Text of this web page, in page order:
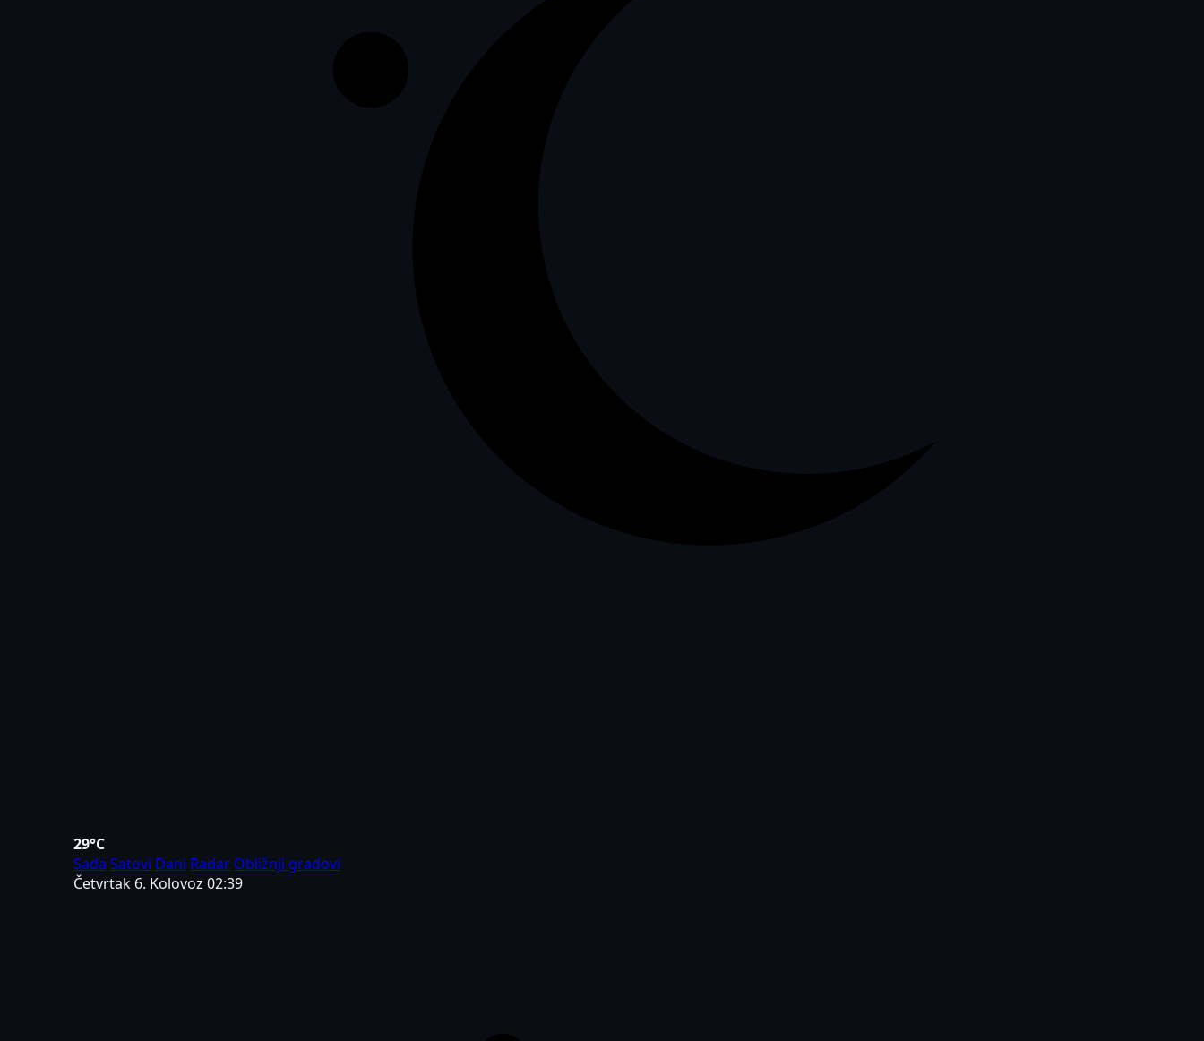
29°C
Sada Satovi Dani Radar Obližnji gradovi
Četvrtak 6. Kolovoz 02:39